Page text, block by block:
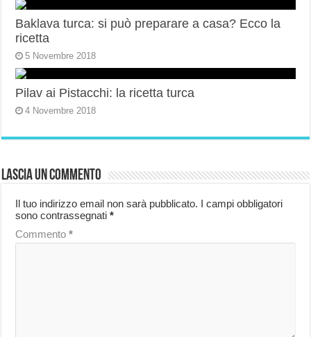
Baklava turca: si può preparare a casa? Ecco la
ricetta
5 Novembre 2018
Pilav ai Pistacchi: la ricetta turca
4 Novembre 2018
Lascia un commento
Il tuo indirizzo email non sarà pubblicato. I campi obbligatori
sono contrassegnati*
Commento*